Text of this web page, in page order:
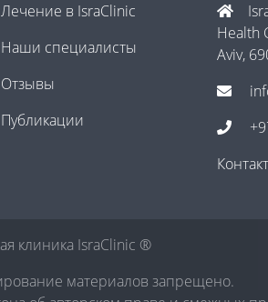
Лечение в IsraClinic
Наши специалисты
Отзывы
Публикации
Health
Aviv,
клиника IsraClinic ®
материалов запрещено.